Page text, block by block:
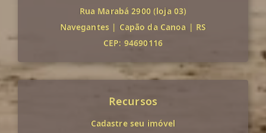
Rua Marabá 2900 (loja 03)
Navegantes | Capão da Canoa | RS
CEP: 94690116
Recursos
Cadastre seu imóvel